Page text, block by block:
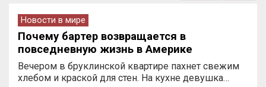
Новости в мире
Почему бартер возвращается в
повседневную жизнь в Америке
Вечером в бруклинской квартире пахнет свежим
хлебом и краской для стен. На кухне девушка…